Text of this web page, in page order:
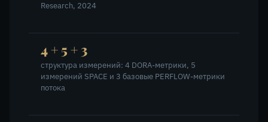
Research, 2024
4 + 5 + 3
структура измерений: 4 DORA-метрики, 5
измерений SPACE и 3 базовые PERFLOW-метрики
потока